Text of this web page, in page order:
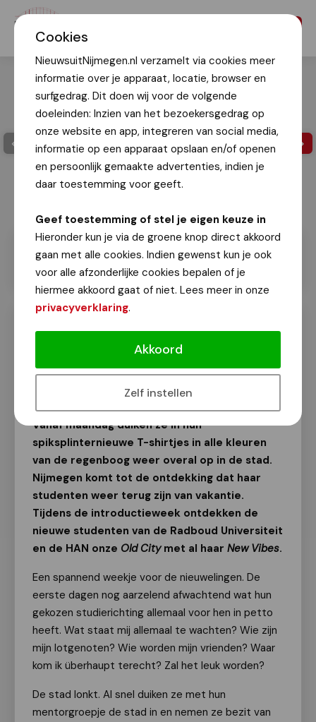
Cookies
NieuwsuitNijmegen.nl verzamelt via cookies meer
informatie over je apparaat, locatie, browser en
surfgedrag. Dit doen wij voor de volgende
doeleinden: Inzien van het bezoekersgedrag op
onze website en app, integreren van social media,
informatie op een apparaat opslaan en/of openen
en persoonlijk gemaakte advertenties, indien je
daar toestemming voor geeft.
Geef toestemming of stel je eigen keuze in
Hieronder kun je via de groene knop direct akkoord
gaan met alle cookies. Indien gewenst kun je ook
voor alle afzonderlijke cookies bepalen of je
hiermee akkoord gaat of niet. Lees meer in onze
privacyverklaring.
Akkoord
Zelf instellen
[Column] LS 'Welkom, maak er wat
Tekst: Carolus
20 augustus 2025
Vanaf maandag duiken ze in hun
spiksplinternieuwe T-shirtjes in alle kleuren
van de regenboog weer overal op in de stad.
Nijmegen komt tot de ontdekking dat haar
studenten weer terug zijn van vakantie.
Tijdens de introductieweek ontdekken de
nieuwe studenten van de Radboud Universiteit
en de HAN onze Old Citymet al haar New Vibes.
Een spannend weekje voor de nieuwelingen. De
eerste dagen nog aarzelend afwachtend wat hun
gekozen studierichting allemaal voor hen in petto
heeft. Wat staat mij allemaal te wachten? Wie zijn
mijn lotgenoten? Wie worden mijn vrienden? Waar
kom ik überhaupt terecht? Zal het leuk worden?
De stad lonkt. Al snel duiken ze met hun
mentorgroepje de stad in en nemen ze bezit van